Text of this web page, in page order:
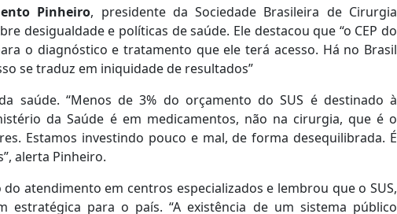
Pinheiro, presidente da Sociedade Brasileira de Cirurgia
desigualdade e políticas de saúde. Ele destacou que “o CEP do
o diagnóstico e tratamento que ele terá acesso. Há no Brasil
se traduz em iniquidade de resultados”
saúde. “Menos de 3% do orçamento do SUS é destinado à
da Saúde é em medicamentos, não na cirurgia, que é o
Estamos investindo pouco e mal, de forma desequilibrada. É
alerta Pinheiro.
atendimento em centros especializados e lembrou que o SUS,
estratégica para o país. “A existência de um sistema público